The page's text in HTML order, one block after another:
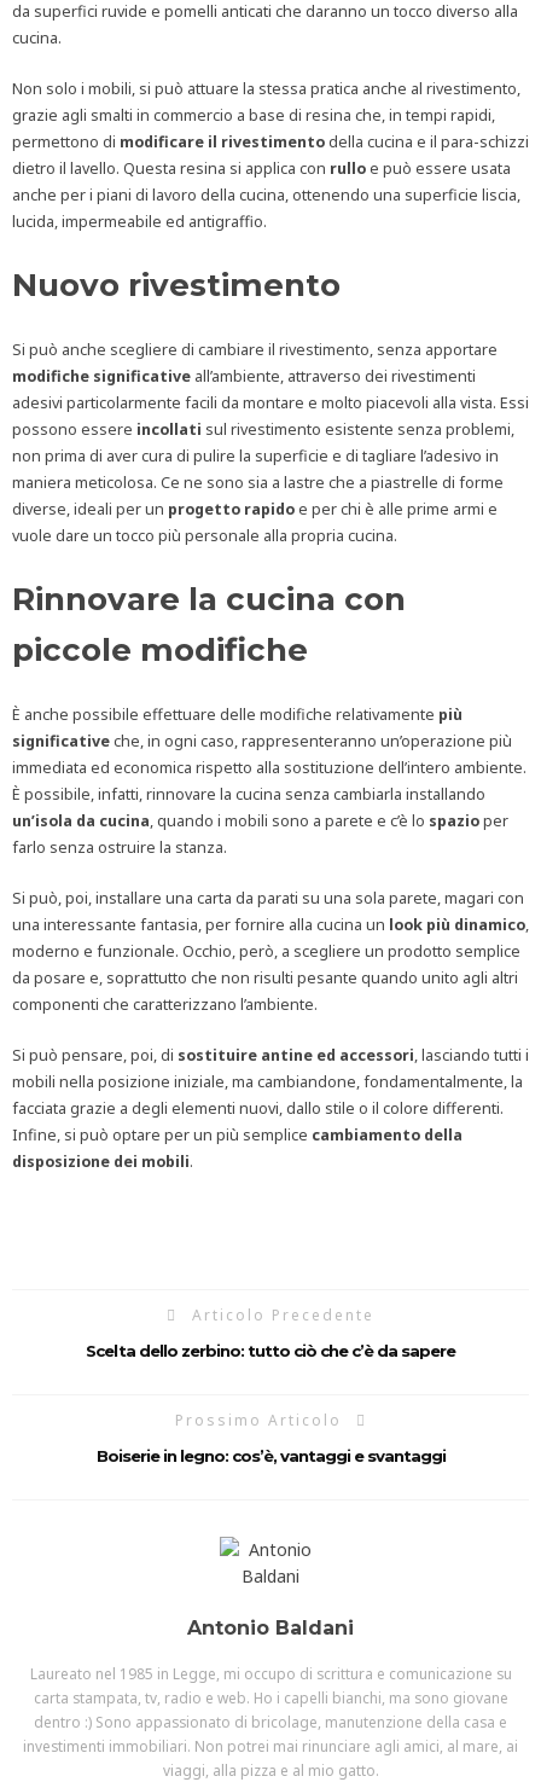
da superfici ruvide e pomelli anticati che daranno un tocco diverso alla
cucina.
Non solo i mobili, si può attuare la stessa pratica anche al rivestimento,
grazie agli smalti in commercio a base di resina che, in tempi rapidi,
permettono di modificare il rivestimentodella cucina e il para-schizzi
dietro il lavello. Questa resina si applica con rulloe può essere usata
anche per i piani di lavoro della cucina, ottenendo una superficie liscia,
lucida, impermeabile ed antigraffio.
Nuovo rivestimento
Si può anche scegliere di cambiare il rivestimento, senza apportare
modifiche significative all’ambiente, attraverso dei rivestimenti
adesivi particolarmente facili da montare e molto piacevoli alla vista. Essi
possono essere incollati sul rivestimento esistente senza problemi,
non prima di aver cura di pulire la superficie e di tagliare l’adesivo in
maniera meticolosa. Ce ne sono sia a lastre che a piastrelle di forme
diverse, ideali per un progetto rapidoe per chi è alle prime armi e
vuole dare un tocco più personale alla propria cucina.
Rinnovare la cucina con
piccole modifiche
È anche possibile effettuare delle modifiche relativamente più
significativeche, in ogni caso, rappresenteranno un’operazione più
immediata ed economica rispetto alla sostituzione dell’intero ambiente.
È possibile, infatti, rinnovare la cucina senza cambiarla installando
un’isola da cucina, quando i mobili sono a parete e c’è lo spazioper
farlo senza ostruire la stanza.
Si può, poi, installare una carta da parati su una sola parete, magari con
una interessante fantasia, per fornire alla cucina un look più dinamico,
moderno e funzionale. Occhio, però, a scegliere un prodotto semplice
da posare e, soprattutto che non risulti pesante quando unito agli altri
componenti che caratterizzano l’ambiente.
Si può pensare, poi, di sostituire antine ed accessori, lasciando tutti i
mobili nella posizione iniziale, ma cambiandone, fondamentalmente, la
facciata grazie a degli elementi nuovi, dallo stile o il colore differenti.
Infine, si può optare per un più semplice cambiamento della
disposizione dei mobili.
Articolo Precedente
Scelta dello zerbino: tutto ciò che c’è da sapere
Prossimo Articolo
Boiserie in legno: cos’è, vantaggi e svantaggi
Antonio Baldani
Laureato nel 1985 in Legge, mi occupo di scrittura e comunicazione su
carta stampata, tv, radio e web. Ho i capelli bianchi, ma sono giovane
dentro :) Sono appassionato di bricolage, manutenzione della casa e
investimenti immobiliari. Non potrei mai rinunciare agli amici, al mare, ai
viaggi, alla pizza e al mio gatto.